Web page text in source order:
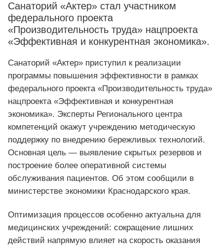
Санаторий «Актер» стал участником
федерального проекта
«Производительность труда» нацпроекта
«Эффективная и конкурентная экономика».
Санаторий «Актер» приступил к реализации
программы повышения эффективности в рамках
федерального проекта «Производительность труда»
нацпроекта «Эффективная и конкурентная
экономика». Эксперты Регионального центра
компетенций окажут учреждению методическую
поддержку по внедрению бережливых технологий.
Основная цель — выявление скрытых резервов и
построение более оперативной системы
обслуживания пациентов. Об этом сообщили в
министерстве экономики Краснодарского края.
Оптимизация процессов особенно актуальна для
медицинских учреждений: сокращение лишних
действий напрямую влияет на скорость оказания